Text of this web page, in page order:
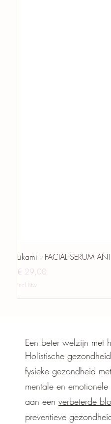
Likami : FACIAL SERUM
Prijs
€ 29,00
incl.Btw
Een beter welzijn met
Holistische
fysieke gezondheid
mentale en
aan een verbeterde
preventieve